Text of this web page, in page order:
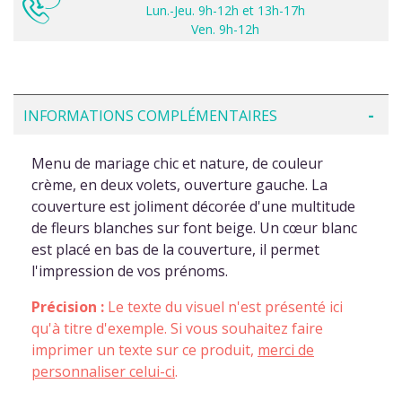
Lun.-Jeu. 9h-12h et 13h-17h
Ven. 9h-12h
INFORMATIONS COMPLÉMENTAIRES
Menu de mariage chic et nature, de couleur
crème, en deux volets, ouverture gauche. La
couverture est joliment décorée d'une multitude
de fleurs blanches sur font beige. Un cœur blanc
est placé en bas de la couverture, il permet
l'impression de vos prénoms.
Précision : Le texte du visuel n'est présenté ici
qu'à titre d'exemple. Si vous souhaitez faire
imprimer un texte sur ce produit, merci de
personnaliser celui-ci.